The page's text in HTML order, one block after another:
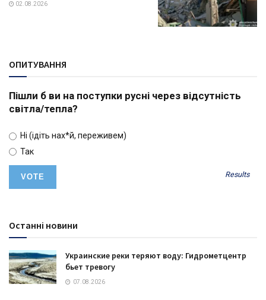
02.08.2026
ОПИТУВАННЯ
Пішли б ви на поступки русні через відсутність
світла/тепла?
Ні (ідіть нах*й, переживем)
Так
Results
Останні новини
Украинские реки теряют воду: Гидрометцентр
бьет тревогу
07.08.2026